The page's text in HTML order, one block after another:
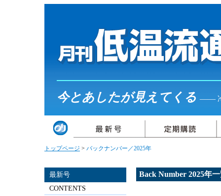
今とあしたが見えてくる ――
トップページ > バックナンバー／2025年
Back Number 2025年
最新号
CONTENTS